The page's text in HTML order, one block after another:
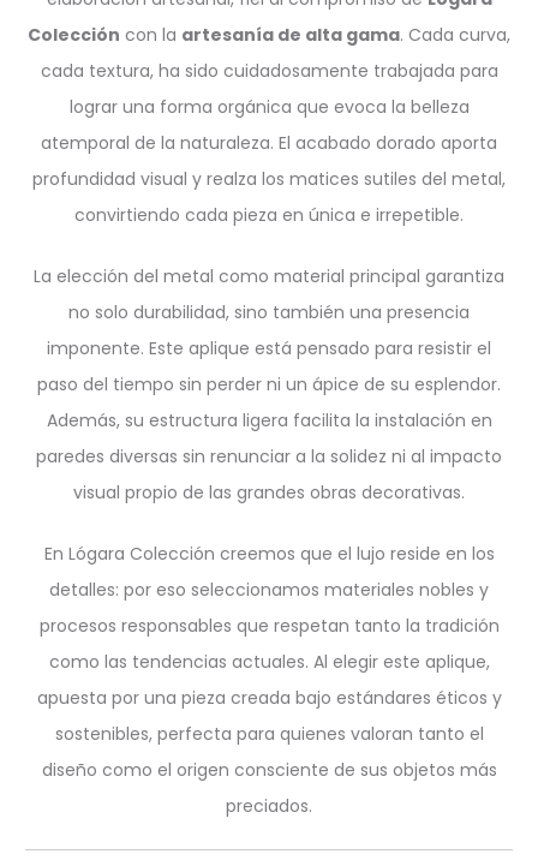
Colección con la artesanía de alta gama. Cada curva,
cada textura, ha sido cuidadosamente trabajada para
lograr una forma orgánica que evoca la belleza
atemporal de la naturaleza. El acabado dorado aporta
profundidad visual y realza los matices sutiles del metal,
convirtiendo cada pieza en única e irrepetible.
La elección del metal como material principal garantiza
no solo durabilidad, sino también una presencia
imponente. Este aplique está pensado para resistir el
paso del tiempo sin perder ni un ápice de su esplendor.
Además, su estructura ligera facilita la instalación en
paredes diversas sin renunciar a la solidez ni al impacto
visual propio de las grandes obras decorativas.
En Lógara Colección creemos que el lujo reside en los
detalles: por eso seleccionamos materiales nobles y
procesos responsables que respetan tanto la tradición
como las tendencias actuales. Al elegir este aplique,
apuesta por una pieza creada bajo estándares éticos y
sostenibles, perfecta para quienes valoran tanto el
diseño como el origen consciente de sus objetos más
preciados.